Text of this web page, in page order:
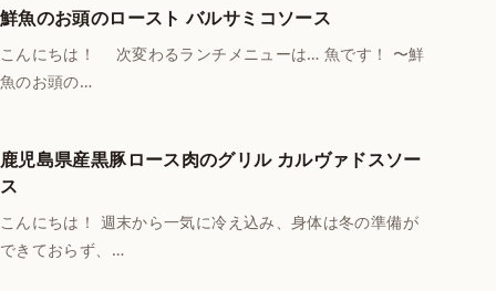
鮮魚のお頭のロースト バルサミコソース
こんにちは！ 次変わるランチメニューは… 魚です！ 〜鮮
魚のお頭の…
鹿児島県産黒豚ロース肉のグリル カルヴァドスソー
ス
こんにちは！ 週末から一気に冷え込み、身体は冬の準備が
できておらず、…